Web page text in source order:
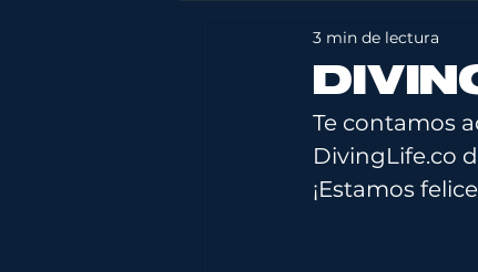
Requisitos3 min de lectura
Te contamos
DivingLife.co
¡Estamos